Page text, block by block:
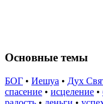
Основные темы
БОГ • Иешуа • Дух
спасение • исцеление •